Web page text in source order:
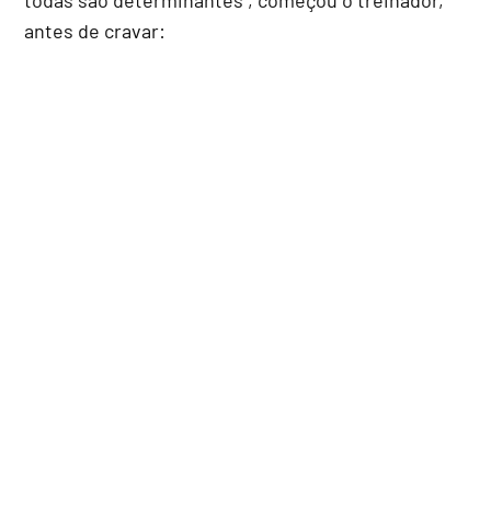
antes de cravar: